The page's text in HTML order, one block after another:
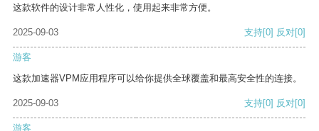
这款软件的设计非常人性化，使用起来非常方便。
2025-09-03 支持[0] 反对[0]
游客
这款加速器VPM应用程序可以给你提供全球覆盖和最高安全性的连接。
2025-09-03 支持[0] 反对[0]
游客